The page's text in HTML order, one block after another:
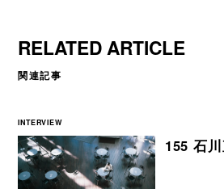
RELATED ARTICLE
関連記事
INTERVIEW
155 石